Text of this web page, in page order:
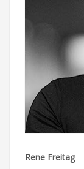
Rene Freitag